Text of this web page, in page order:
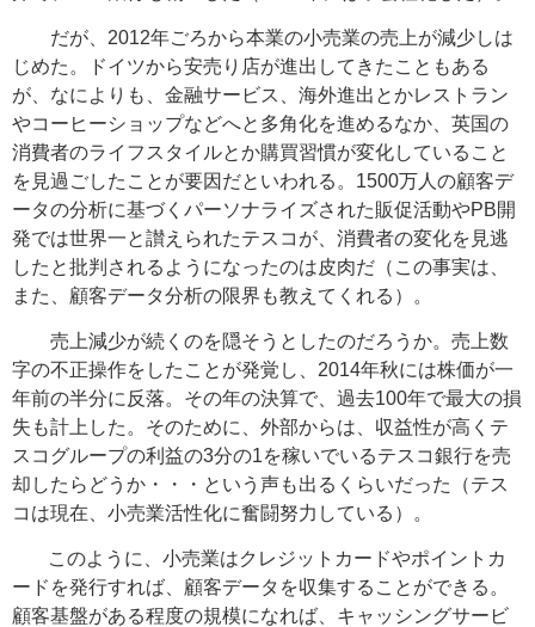
だが、2012年ごろから本業の小売業の売上が減少しは
じめた。ドイツから安売り店が進出してきたこともある
が、なによりも、金融サービス、海外進出とかレストラン
やコーヒーショップなどへと多角化を進めるなか、英国の
消費者のライフスタイルとか購買習慣が変化していること
を見過ごしたことが要因だといわれる。1500万人の顧客デ
ータの分析に基づくパーソナライズされた販促活動やPB開
発では世界一と讃えられたテスコが、消費者の変化を見逃
したと批判されるようになったのは皮肉だ（この事実は、
また、顧客データ分析の限界も教えてくれる）。
売上減少が続くのを隠そうとしたのだろうか。売上数
字の不正操作をしたことが発覚し、2014年秋には株価が一
年前の半分に反落。その年の決算で、過去100年で最大の損
失も計上した。そのために、外部からは、収益性が高くテ
スコグループの利益の3分の1を稼いでいるテスコ銀行を売
却したらどうか・・・という声も出るくらいだった（テス
コは現在、小売業活性化に奮闘努力している）。
このように、 小売業はクレジットカードやポイントカ
ードを発行すれば、顧客データを収集することができる。
顧客基盤がある程度の規模になれば、キャッシングサービ